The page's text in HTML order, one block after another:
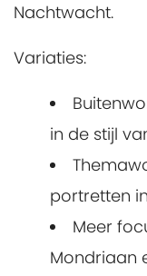
Nachtwacht.
Variaties:
in de stijl
portretten
Meer
Mondriaan